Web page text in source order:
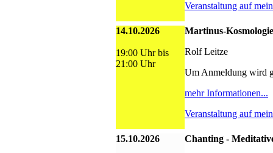
Veranstaltung auf
14.10.2026
19:00 Uhr bis
21:00 Uhr
Martinus-
Rolf Leitze
Um Anmeldung wird
mehr Informationen...
Veranstaltung auf
15.10.2026
Chanting -